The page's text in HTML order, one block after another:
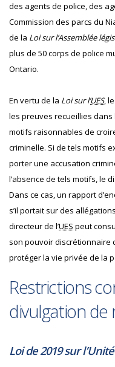
des agents de police, des
Commission des parcs du
de la Loi sur l’Assemblée
plus de 50 corps de police
Ontario.
En vertu de la Loi sur l’UES,
les preuves recueillies dans
motifs raisonnables de
criminelle. Si de tels motifs
porter une accusation
l’absence de tels motifs, le
Dans ce cas, un rapport
s’il portait sur des
directeur de l’UES peut
son pouvoir discrétionnaire
protéger la vie privée de la
Restrictions
divulgation de
Loi de 2019 sur